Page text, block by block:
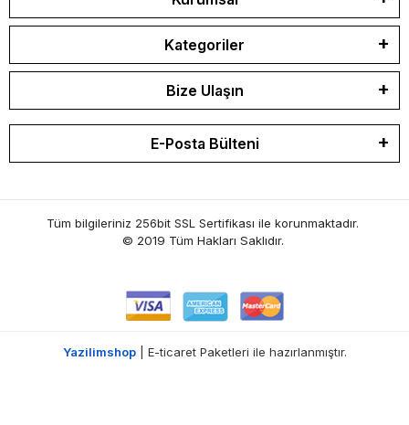
Kategoriler
Bize Ulaşın
E-Posta Bülteni
Tüm bilgileriniz 256bit SSL Sertifikası ile korunmaktadır.
© 2019 Tüm Hakları Saklıdır.
Yazilimshop| E-ticaret Paketleri ile hazırlanmıştır.